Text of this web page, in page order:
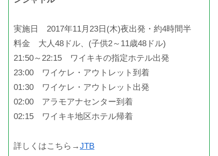
実施日 2017年11月23日(木)夜出発・約4時間半
料金 大人48ドル、(子供2～11歳48ドル)
21:50～22:15 ワイキキの指定ホテル出発
23:00 ワイケレ・アウトレット到着
01:30 ワイケレ・アウトレット出発
02:00 アラモアナセンター到着
02:15 ワイキキ地区ホテル帰着
詳しくはこちら→JTB